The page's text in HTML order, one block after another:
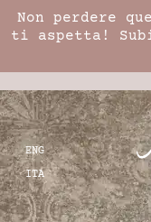
Non perdere
ti aspetta!
ENG
ITA